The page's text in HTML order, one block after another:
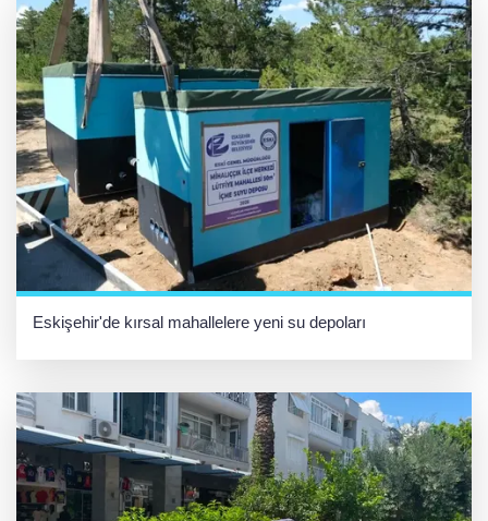
Eskişehir'de kırsal mahallelere yeni su depoları